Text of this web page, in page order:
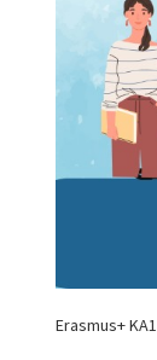
Erasmus+